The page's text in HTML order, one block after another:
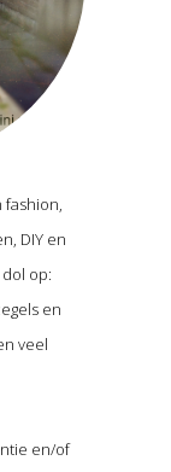
fashion,
DIY en
op:
en
veel
en/of